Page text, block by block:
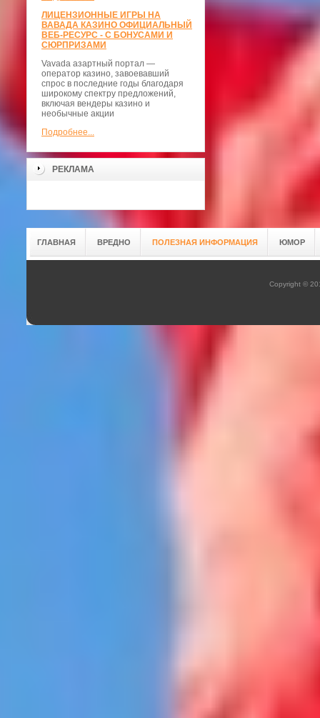
ЛИЦЕНЗИОННЫЕ ИГРЫ НА
ВАВАДА КАЗИНО ОФИЦИАЛЬНЫЙ
ВЕБ-РЕСУРС - С БОНУСАМИ И
СЮРПРИЗАМИ
Vavada азартный портал —
оператор казино, завоевавший
спрос в последние годы благодаря
широкому спектру предложений,
включая вендеры казино и
необычные акции
Подробнее...
РЕКЛАМА
ГЛАВНАЯ ВРЕДНО ПОЛЕЗНАЯ ИНФОРМАЦИЯ ЮМОР
Copyright ©